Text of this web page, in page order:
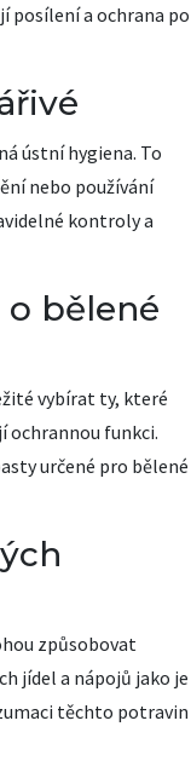
posílení a ochrana po
ústní hygiena. To
nebo používání
kontroly a
bělené
vybírat ty, které
ochrannou funkci.
určené pro bělené
způsobovat
jídel a nápojů jako je
těchto potravin